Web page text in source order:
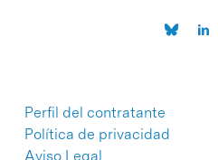
Perfil del contratante
Política de privacidad
Aviso Legal